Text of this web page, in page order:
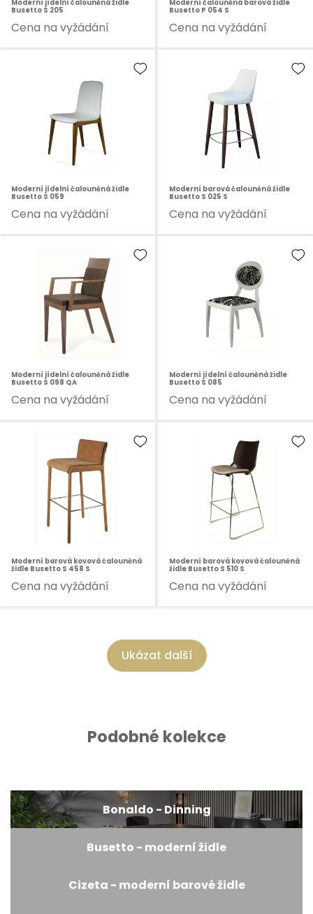
Moderní jídelní čalouněná židle
Busetto S 205
Cena na vyžádání
Moderní čalouněná barová židle
Busetto P 054 S
Cena na vyžádání
Moderní jídelní čalouněná židle
Busetto S 059
Cena na vyžádání
Moderní barová čalouněná židle
Busetto S 025 S
Cena na vyžádání
Moderní jídelní čalouněná židle
Busetto S 098 QA
Cena na vyžádání
Moderní jídelní čalouněná židle
Busetto S 085
Cena na vyžádání
Moderní barová kovová čalouněná
židle Busetto S 458 S
Cena na vyžádání
Moderní barová kovová čalouněná
židle Busetto S 510 S
Cena na vyžádání
Ukázat další
Podobné kolekce
Bonaldo - Dinning
Busetto - moderní židle
Cizeta - moderní barové židle